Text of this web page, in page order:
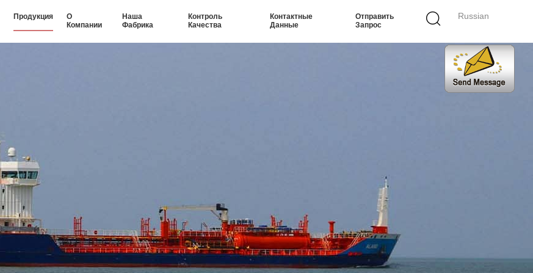
Russian
Продукция
О
Компании
Наша
Фабрика
Контроль
Качества
Контактные
Данные
Отправить
Запрос